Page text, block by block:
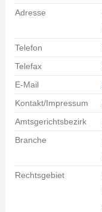
Adresse
Telefon
Telefax
E-Mail
Kontakt/Impressum
Amtsgerichtsbezirk
Branche
Rechtsgebiet